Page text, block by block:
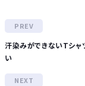
汗染みができないTシ
い